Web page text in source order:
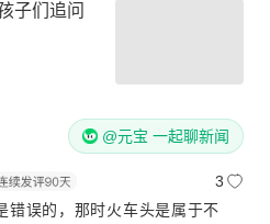
子们追问
@元宝 一起聊新闻
3
错误的，那时火车头是属于不